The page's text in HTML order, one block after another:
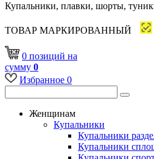
Купальники, плавки, шорты,
ТОВАР МАРКИРОВАННЫЙ
0 позиций на
сумму 0
Избранное 0
Женщинам
Купальники
Купальники
Купальники